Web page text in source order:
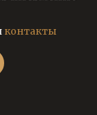
контакты